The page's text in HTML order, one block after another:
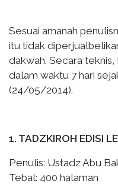
Sesuai amanah
itu tidak
dakwah. Secara
dalam waktu 7 hari
(24/05/2014).
1. TADZKIROH EDISI
Penulis: Ustadz Abu
Tebal: 400 halaman